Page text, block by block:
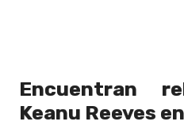
Encuentran
Keanu Reeves